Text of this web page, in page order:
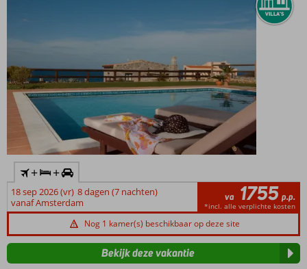
+ +
18 sep 2026 (vr) 8 dagen (7 nachten)
vanaf Amsterdam
va 1755 p.p.
*incl. alle verplichte kosten
Nog 1 kamer(s) beschikbaar op deze site
Bekijk deze vakantie